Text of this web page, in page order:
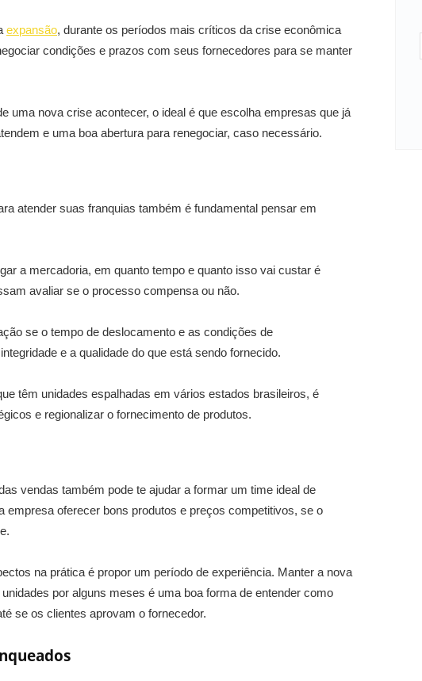
expansão, durante os períodos mais críticos da crise econômica
condições e prazos com seus fornecedores para se manter
uma nova crise acontecer, o ideal é que escolha empresas que já
e uma boa abertura para renegociar, caso necessário.
atender suas franquias também é fundamental pensar em
a mercadoria, em quanto tempo e quanto isso vai custar é
avaliar se o processo compensa ou não.
se o tempo de deslocamento e as condições de
e a qualidade do que está sendo fornecido.
têm unidades espalhadas em vários estados brasileiros, é
e regionalizar o fornecimento de produtos.
vendas também pode te ajudar a formar um time ideal de
empresa oferecer bons produtos e preços competitivos, se o
na prática é propor um período de experiência. Manter a nova
por alguns meses é uma boa forma de entender como
se os clientes aprovam o fornecedor.